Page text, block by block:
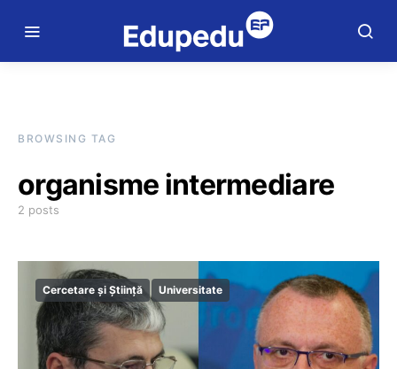
BROWSING TAG
organisme intermediare
2 posts
Cercetare și Știință Universitate